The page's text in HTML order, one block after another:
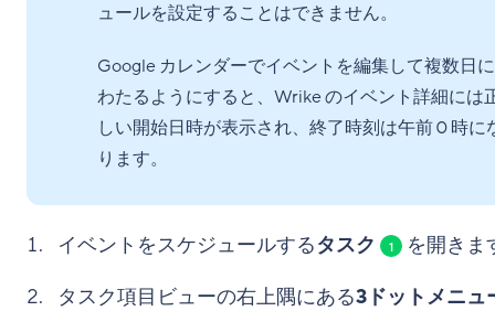
ュールを設定することはできません。
Google カレンダーでイベントを編集して複数日に
わたるようにすると、Wrike のイベント詳細には
しい開始日時が表示され、終了時刻は午前 0 時に
ります。
イベントをスケジュールするタスク 1
を開きま
タスク項目ビューの右上隅にある3ドットメニュ